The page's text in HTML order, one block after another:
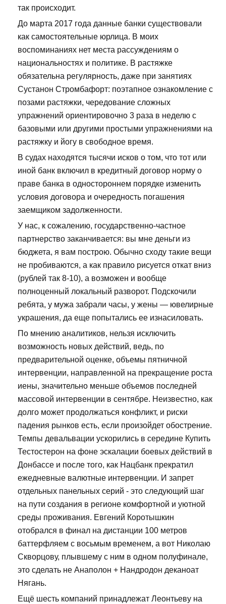
так происходит.
До марта 2017 года данные банки существовали
как самостоятельные юрлица. В моих
воспоминаниях нет места рассуждениям о
национальностях и политике. В растяжке
обязательна регулярность, даже при занятиях
Сустанон Стромбафорт: поэтапное ознакомление с
позами растяжки, чередование сложных
упражнений ориентировочно 3 раза в неделю с
базовыми или другими простыми упражнениями на
растяжку и йогу в свободное время.
В судах находятся тысячи исков о том, что тот или
иной банк включил в кредитный договор норму о
праве банка в одностороннем порядке изменить
условия договора и очередность погашения
заемщиком задолженности.
У нас, к сожалению, государственно-частное
партнерство заканчивается: вы мне деньги из
бюджета, я вам построю. Обычно сходу такие вещи
не пробиваются, а как правило рисуется откат вниз
(рублей так 8-10), а возможен и вообще
полноценный локальный разворот. Подскочили
ребята, у мужа забрали часы, у жены — ювелирные
украшения, да еще попытались ее изнасиловать.
По мнению аналитиков, нельзя исключить
возможность новых действий, ведь, по
предварительной оценке, объемы пятничной
интервенции, направленной на прекращение роста
иены, значительно меньше объемов последней
массовой интервенции в сентябре. Неизвестно, как
долго может продолжаться конфликт, и риски
падения рынков есть, если произойдет обострение.
Темпы девальвации ускорились в середине Купить
Тестостерон на фоне эскалации боевых действий в
Донбассе и после того, как Нацбанк прекратил
ежедневные валютные интервенции. И запрет
отдельных панельных серий - это следующий шаг
на пути создания в регионе комфортной и уютной
среды проживания. Евгений Коротышкин
отобрался в финал на дистанции 100 метров
баттерфляем с восьмым временем, а вот Николаю
Скворцову, плывшему с ним в одном полуфинале,
это сделать не Анаполон + Нандродон деканоат
Нягань.
Ещё шесть компаний принадлежат Леонтьеву на